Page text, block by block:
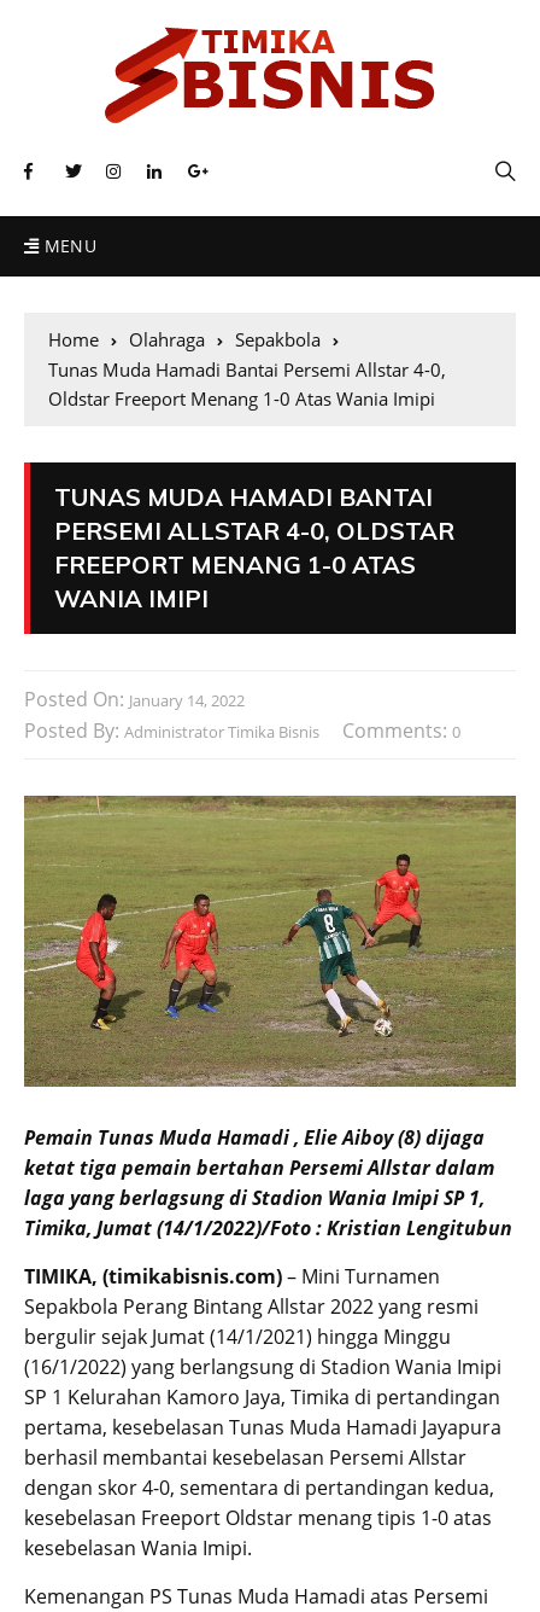
MENU
Home Olahraga
Sepakbola
Tunas Muda Hamadi Bantai Persemi Allstar 4-0,
Oldstar Freeport Menang 1-0 Atas Wania Imipi
TUNAS MUDA HAMADI BANTAI
PERSEMI ALLSTAR 4-0, OLDSTAR
FREEPORT MENANG 1-0 ATAS
WANIA IMIPI
Posted On: January 14, 2022
Posted By: Administrator Timika Bisnis Comments: 0
Pemain Tunas Muda Hamadi , Elie Aiboy (8) dijaga
ketat tiga pemain bertahan Persemi Allstar dalam
laga yang berlagsung di Stadion Wania Imipi SP 1,
Timika, Jumat (14/1/2022)/Foto : Kristian Lengitubun
TIMIKA, (timikabisnis.com)– Mini Turnamen
Sepakbola Perang Bintang Allstar 2022 yang resmi
bergulir sejak Jumat (14/1/2021) hingga Minggu
(16/1/2022) yang berlangsung di Stadion Wania Imipi
SP 1 Kelurahan Kamoro Jaya, Timika di pertandingan
pertama, kesebelasan Tunas Muda Hamadi Jayapura
berhasil membantai kesebelasan Persemi Allstar
dengan skor 4-0, sementara di pertandingan kedua,
kesebelasan Freeport Oldstar menang tipis 1-0 atas
kesebelasan Wania Imipi.
Kemenangan PS Tunas Muda Hamadi atas Persemi